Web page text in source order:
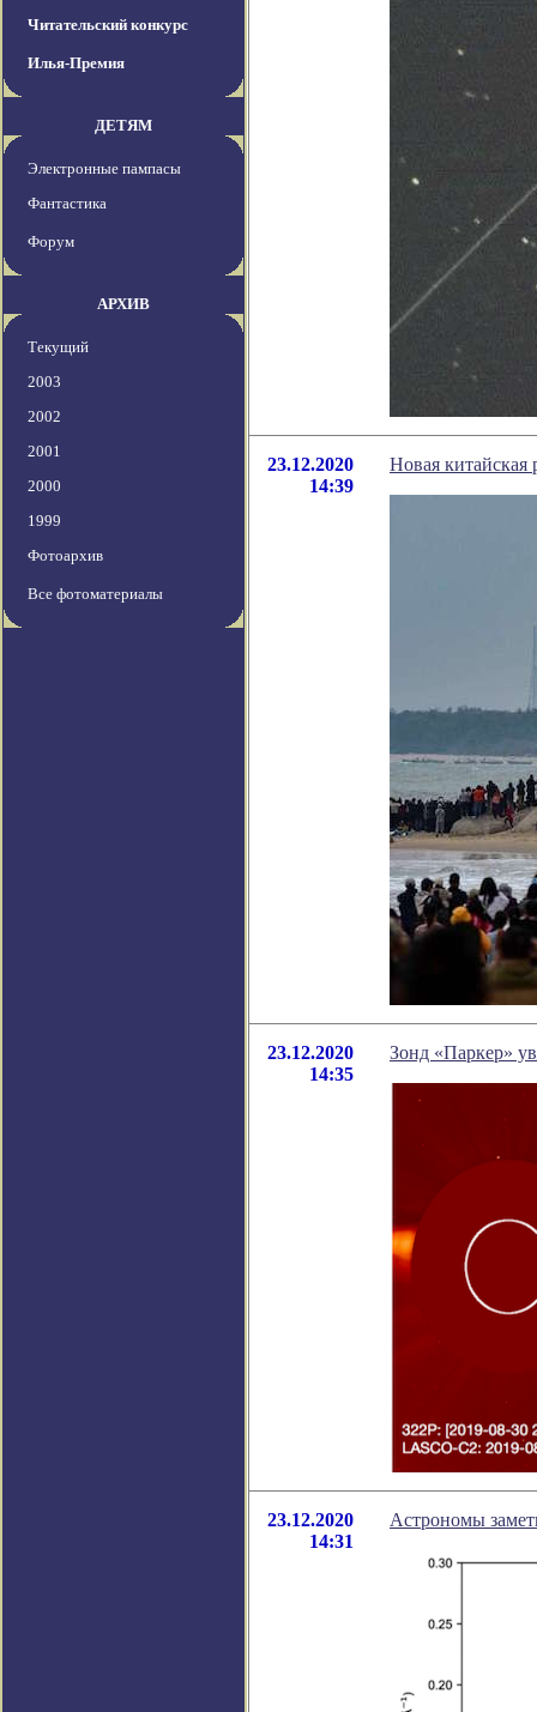
Читательский конкурс
Илья-Премия
ДЕТЯМ
Электронные пампасы
Фантастика
Форум
АРХИВ
Текущий
2003
2002
2001
2000
1999
Фотоархив
Все фотоматериалы
23.12.2020
14:39
Новая китайская
23.12.2020
14:35
Зонд «Паркер»
23.12.2020
14:31
Астрономы